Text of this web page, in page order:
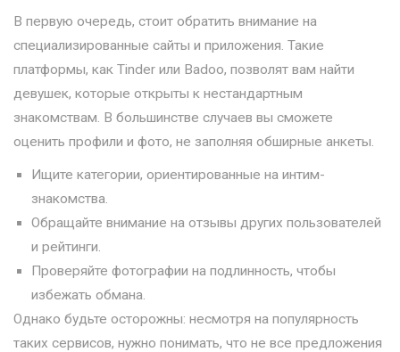
В первую очередь, стоит обратить внимание на
специализированные сайты и приложения. Такие
платформы, как Tinder или Badoo, позволят вам найти
девушек, которые открыты к нестандартным
знакомствам. В большинстве случаев вы сможете
оценить профили и фото, не заполняя обширные анкеты.
Ищите категории, ориентированные на интим-
знакомства.
Обращайте внимание на отзывы других пользователей
и рейтинги.
Проверяйте фотографии на подлинность, чтобы
избежать обмана.
Однако будьте осторожны: несмотря на популярность
таких сервисов, нужно понимать, что не все предложения